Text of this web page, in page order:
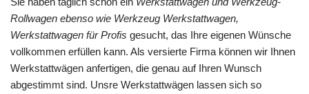
Rollwagen ebenso wie Werkzeug Werkstattwagen,
Werkstattwagen für Profis gesucht, das Ihre eigenen Wünsche
vollkommen erfüllen kann. Als versierte Firma können wir Ihnen
Werkstattwägen anfertigen, die genau auf Ihren Wunsch
abgestimmt sind. Unsre Werkstattwägen lassen sich so